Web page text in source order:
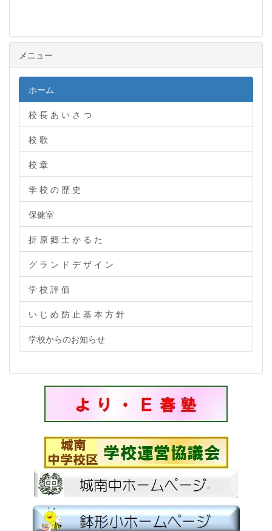
メニュー
ホーム
校 長 あ い さ つ
校 歌
校 章
学 校 の 歴 史
保健室
折 原 郷 土 か る た
グ ラ ン ド デ ザ イ ン
学 校 評 価
い じ め 防 止 基 本 方 針
学校からのお知らせ